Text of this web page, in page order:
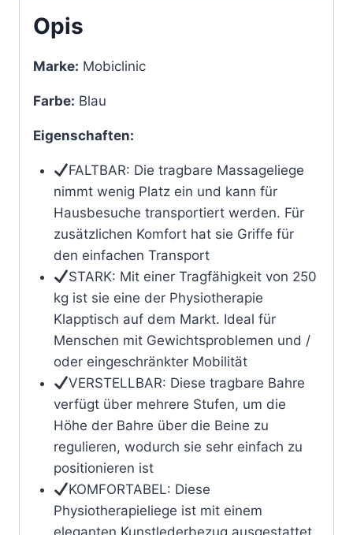
Opis
Marke: Mobiclinic
Farbe: Blau
Eigenschaften:
FALTBAR: Die tragbare Massageliege
nimmt wenig Platz ein und kann für
Hausbesuche transportiert werden. Für
zusätzlichen Komfort hat sie Griffe für
den einfachen Transport
STARK: Mit einer Tragfähigkeit von 250
kg ist sie eine der Physiotherapie
Klapptisch auf dem Markt. Ideal für
Menschen mit Gewichtsproblemen und /
oder eingeschränkter Mobilität
VERSTELLBAR: Diese tragbare Bahre
verfügt über mehrere Stufen, um die
Höhe der Bahre über die Beine zu
regulieren, wodurch sie sehr einfach zu
positionieren ist
KOMFORTABEL: Diese
Physiotherapieliege ist mit einem